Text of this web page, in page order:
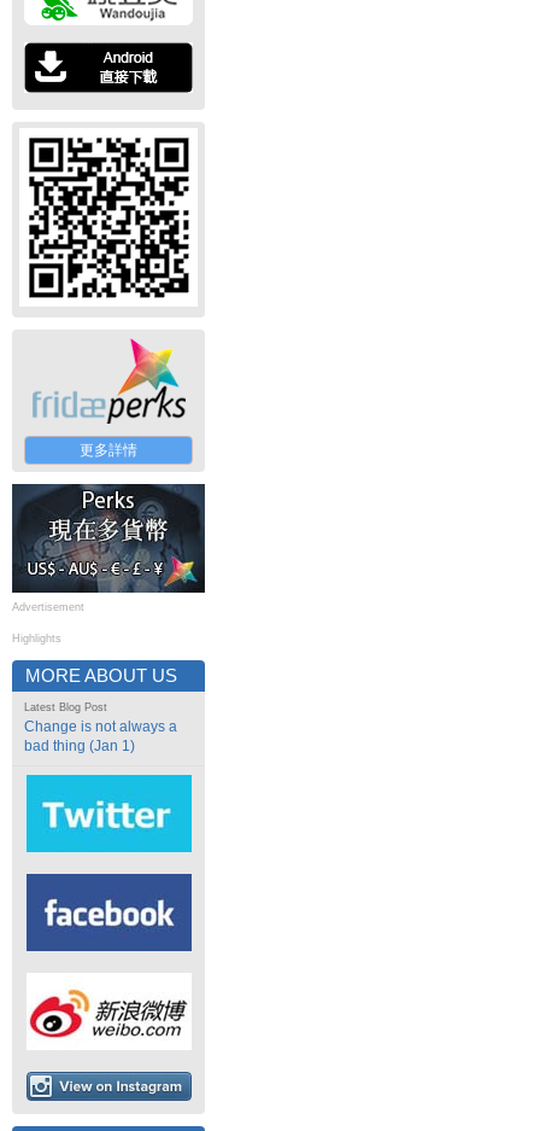
更多詳情
Advertisement
Highlights
MORE ABOUT US
Latest Blog Post
Change is not always a
bad thing (Jan 1)